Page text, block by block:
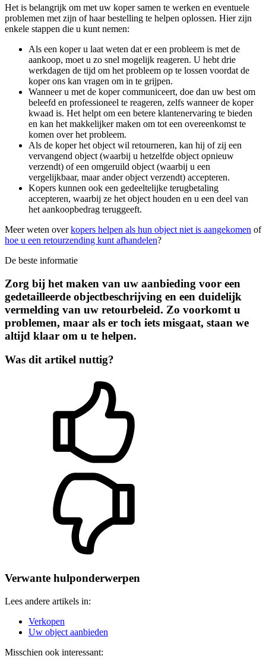
Het is belangrijk om met uw koper samen te werken en eventuele
problemen met zijn of haar bestelling te helpen oplossen. Hier zijn
enkele stappen die u kunt nemen:
Als een koper u laat weten dat er een probleem is met de
aankoop, moet u zo snel mogelijk reageren. U hebt drie
werkdagen de tijd om het probleem op te lossen voordat de
koper ons kan vragen om in te grijpen.
Wanneer u met de koper communiceert, doe dan uw best om
beleefd en professioneel te reageren, zelfs wanneer de koper
kwaad is. Het helpt om een betere klantenervaring te bieden
en kan het makkelijker maken om tot een overeenkomst te
komen over het probleem.
Als de koper het object wil retourneren, kan hij of zij een
vervangend object (waarbij u hetzelfde object opnieuw
verzendt) of een omgeruild object (waarbij u een
vergelijkbaar, maar ander object verzendt) accepteren.
Kopers kunnen ook een gedeeltelijke terugbetaling
accepteren, waarbij ze het object houden en u een deel van
het aankoopbedrag teruggeeft.
Meer weten overkopers helpen als hun object niet is aangekomen of
hoe u een retourzending kunt afhandelen?
De beste informatie
Zorg bij het maken van uw aanbieding voor een
gedetailleerde objectbeschrijving en een duidelijk
vermelding van uw retourbeleid. Zo voorkomt u
problemen, maar als er toch iets misgaat, staan we
altijd klaar om u te helpen.
Was dit artikel nuttig?
Verwante hulponderwerpen
Lees andere artikels in:
Verkopen
Uw object aanbieden
Misschien ook interessant: